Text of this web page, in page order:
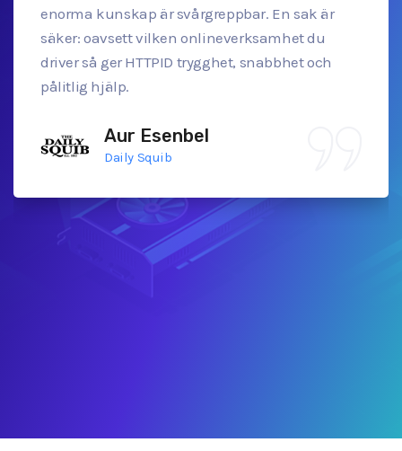
enorma kunskap är svårgreppbar. En sak är
säker: oavsett vilken onlineverksamhet du
driver så ger HTTPID trygghet, snabbhet och
pålitlig hjälp.
Aur Esenbel
Daily Squib